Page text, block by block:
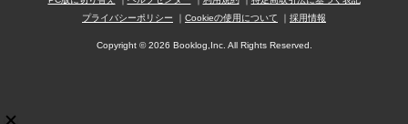
プライバシーポリシー
Cookieの使用について 採用情報
Copyright © 2026 Booklog,Inc. All Rights Reserved.